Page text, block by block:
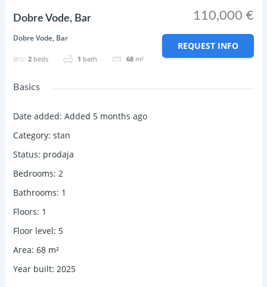
Dobre Vode, Bar
Dobre Vode, Bar
2 beds 1 bath 68 m²
110,000 €
REQUEST INFO
Basics
Date added: Added 5 months ago
Category: stan
Status: prodaja
Bedrooms: 2
Bathrooms: 1
Floors: 1
Floor level: 5
Area: 68 m²
Year built: 2025